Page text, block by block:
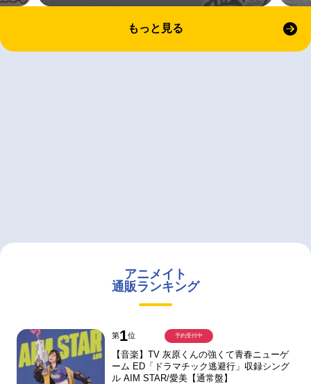
もっと見る
アニメイト
通販ランキング
第1位
【音楽】TV 灰原くんの強くて青春ニューゲ
ーム ED「ドラマチック逃避行」収録シング
ル AIM STAR/愛美【通常盤】
予約受付中